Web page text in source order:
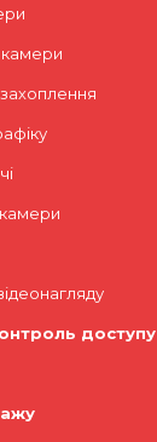
камери
доступу